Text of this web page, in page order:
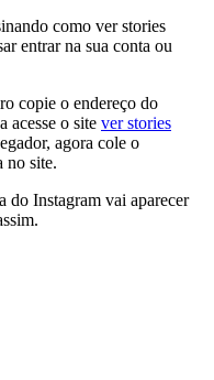
como ver stories
entrar na sua conta ou
copie o endereço do
acesse o site ver stories
agora cole o
no site.
do Instagram vai aparecer